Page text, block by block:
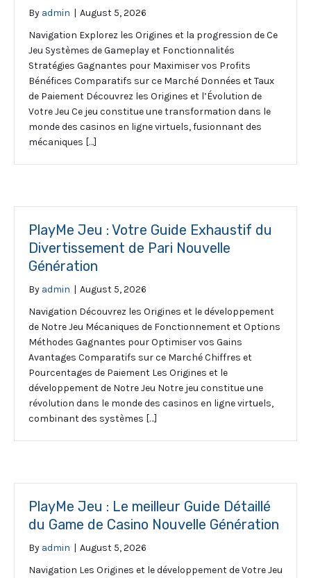
By admin | August 5, 2026
Navigation Explorez les Origines et la progression de Ce
Jeu Systèmes de Gameplay et Fonctionnalités
Stratégies Gagnantes pour Maximiser vos Profits
Bénéfices Comparatifs sur ce Marché Données et Taux
de Paiement Découvrez les Origines et l’Évolution de
Votre Jeu Ce jeu constitue une transformation dans le
monde des casinos en ligne virtuels, fusionnant des
mécaniques […]
PlayMe Jeu : Votre Guide Exhaustif du
Divertissement de Pari Nouvelle
Génération
By admin | August 5, 2026
Navigation Découvrez les Origines et le développement
de Notre Jeu Mécaniques de Fonctionnement et Options
Méthodes Gagnantes pour Optimiser vos Gains
Avantages Comparatifs sur ce Marché Chiffres et
Pourcentages de Paiement Les Origines et le
développement de Notre Jeu Notre jeu constitue une
révolution dans le monde des casinos en ligne virtuels,
combinant des systèmes […]
PlayMe Jeu : Le meilleur Guide Détaillé
du Game de Casino Nouvelle Génération
By admin | August 5, 2026
Navigation Les Origines et le développement de Votre Jeu